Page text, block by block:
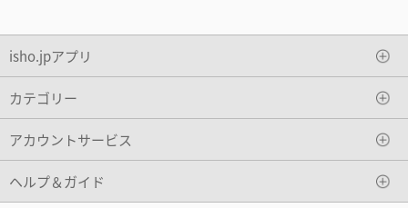
isho.jpアプリ
カテゴリー
アカウントサービス
ヘルプ＆ガイド